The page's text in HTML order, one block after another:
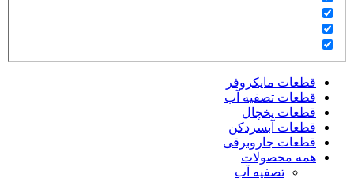
قطعات مایکروفر
قطعات تصفیه آب
قطعات یخچال
قطعات آبسردکن
قطعات جاروبرقی
همه محصولات
تصفیه آب